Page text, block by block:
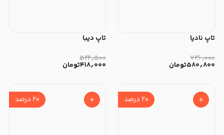
تاپ نادیا
۷۲۶٫۰۰۰
۵۸۰٫۸۰۰تومان
تاپ دیبا
۵۲۲٫۵۰۰
۴۱۸٫۰۰۰تومان
۲۰ درصد ۲۰ درصد